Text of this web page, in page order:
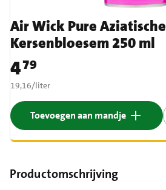
Air Wick Pure Aziatische
Kersenbloesem 250 ml
Prijs: € 4,79
479
€ 19,16 per liter
19,16/liter
Toevoegen aan mandje
Productomschrijving